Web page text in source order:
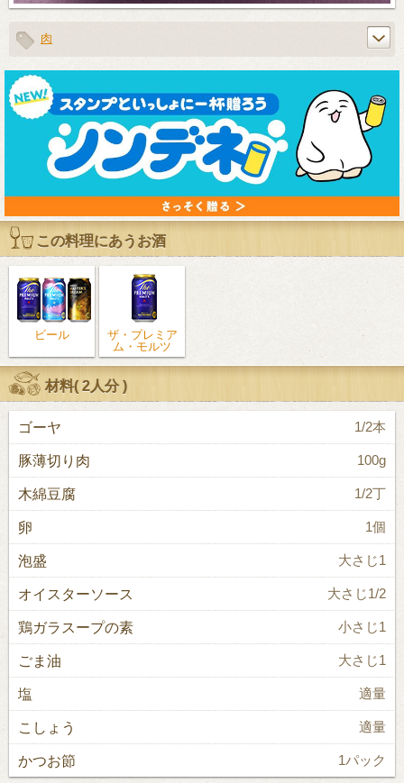
肉
この料理にあうお酒
ビール
ザ・プレミア
ム・モルツ
材料(2人分)
ゴーヤ 1/2本
豚薄切り肉 100g
木綿豆腐 1/2丁
卵 1個
泡盛 大さじ1
オイスターソース 大さじ1/2
鶏ガラスープの素 小さじ1
ごま油 大さじ1
塩 適量
こしょう 適量
かつお節 1パック